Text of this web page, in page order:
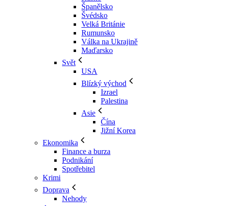
Španělsko
Švédsko
Velká Británie
Rumunsko
Válka na Ukrajině
Maďarsko
Svět
USA
Blízký východ
Izrael
Palestina
Asie
Čína
Jižní Korea
Ekonomika
Finance a burza
Podnikání
Spotřebitel
Krimi
Doprava
Nehody